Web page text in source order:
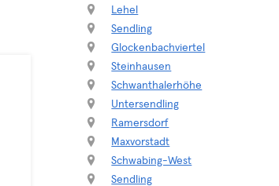
Lehel
Sendling
Glockenbachviertel
Steinhausen
Schwanthalerhöhe
Untersendling
Ramersdorf
Maxvorstadt
Schwabing-West
Sendling